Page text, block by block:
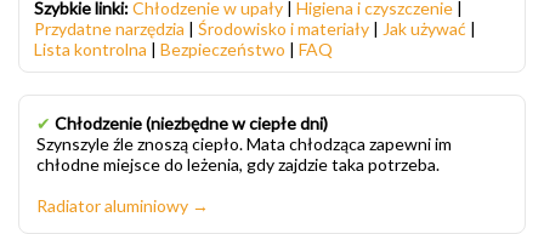
Szybkie linki:Chłodzenie w upały | Higiena i czyszczenie |
Przydatne narzędzia | Środowisko i materiały | Jak używać |
Lista kontrolna | Bezpieczeństwo | FAQ
✔ Chłodzenie (niezbędne w ciepłe dni)
Szynszyle źle znoszą ciepło. Mata chłodząca zapewni im
chłodne miejsce do leżenia, gdy zajdzie taka potrzeba.
Radiator aluminiowy →